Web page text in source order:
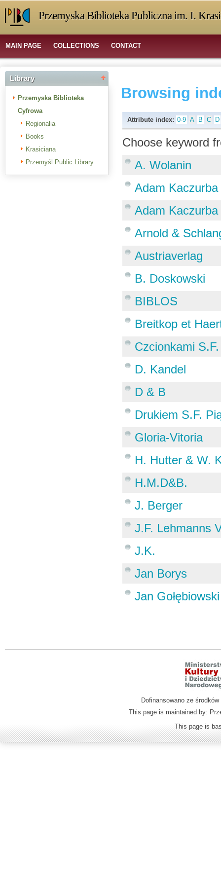
Przemyska Biblioteka Publiczna im. I.
MAIN PAGE COLLECTIONS CONTACT
Library
Przemyska Biblioteka
Cyfrowa
Regionalia
Books
Krasiciana
Przemyśl Public Library
Browsing
Attribute index: 0-9 A B C D
Choose keyword
A. Wolanin
Adam Kaczurba
Adam
Arnold &
Austriaverlag
B. Doskowski
BIBLOS
Breitkop et
Czcionkami
D. Kandel
D & B
Drukiem S.F.
Gloria-Vitoria
H. Hutter & W.
H.M.D&B.
J. Berger
J.F. Lehmanns
J.K.
Jan Borys
Jan Gołębiowski
Dofinansowano ze
This page is maintained by:
This page is